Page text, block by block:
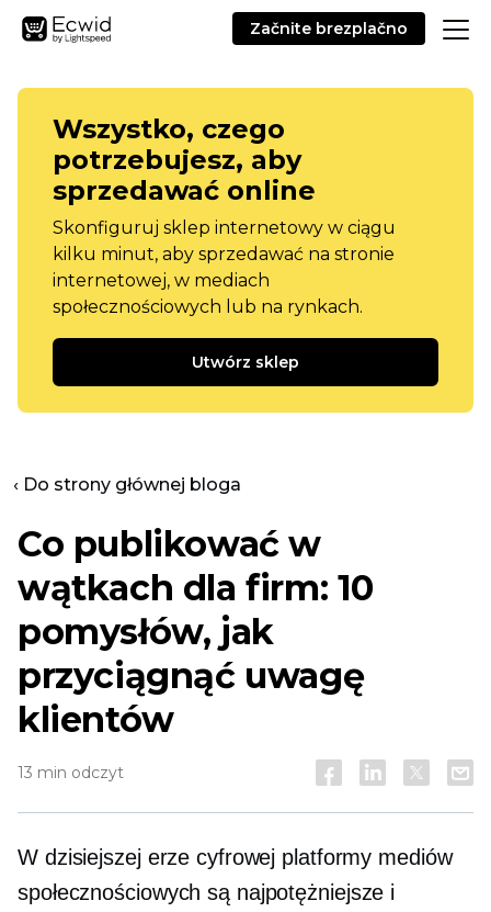
Začnite brezplačno
Wszystko, czego
potrzebujesz, aby
sprzedawać online
Skonfiguruj sklep internetowy w ciągu
kilku minut, aby sprzedawać na stronie
internetowej, w mediach
społecznościowych lub na rynkach.
Utwórz sklep
‹ Do strony głównej bloga
Co publikować w
wątkach dla firm: 10
pomysłów, jak
przyciągnąć uwagę
klientów
13 min odczyt
W dzisiejszej erze cyfrowej platformy mediów
społecznościowych są najpotężniejsze i